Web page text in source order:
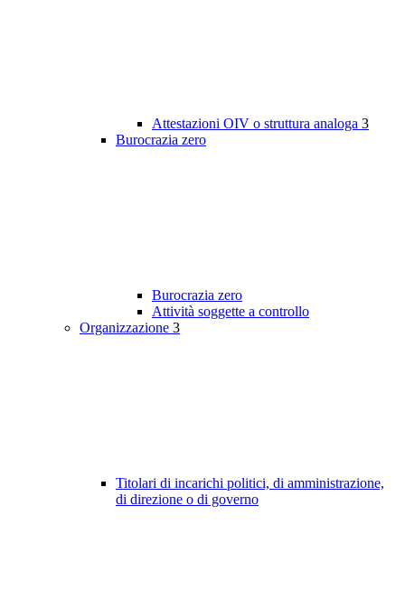
Attestazioni OIV o struttura analoga 3
Burocrazia zero
Burocrazia zero
Attività soggette a controllo
Organizzazione 3
Titolari di incarichi politici, di amministrazione,
di direzione o di governo